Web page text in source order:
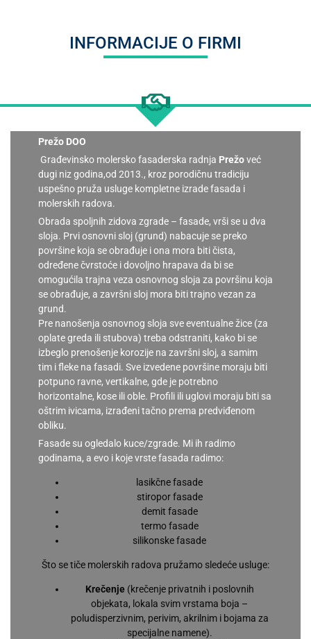
INFORMACIJE O FIRMI
Prežo DOO
Građevinsko molersko fasaderska radnja Prežoveć
dugi niz godina,od 2013., kroz porodičnu tradiciju
uspešno pruža usluge kompletne izrade fasada i
molerskih radova.
Obrada spoljnih zidova zgrade – fasade, vrši se u dva
sloja. Prvi osnovni sloj (grund) nabacuje se preko
površine koja se obrađuje i ona mora biti čista,
određene čvrstoće i dovoljno hrapava da bi se
omogućila trajna veza osnovnog sloja za površinu koja
se obrađuje, a završni sloj mora biti trajno vezan za
grund.
Pre nanošenja osnovnog sloja sve eventualne žice (za
oplate greda ili stubova) treba odstraniti, kako bi se
izbeglo prenošenje korozije na završni sloj, a samim
tim i fleke na fasadi. Sve izvedene površine moraju biti
potpuno ravne, vertikalne, gde je potrebno
horizontalne, kose ili oble. Profili ili uglovi moraju biti sa
oštrim ivicama, izrađeni tačno prema predviđenom
obliku.
Fasade su ogledalo kuce/zgrade. Mi ih radimo
godinama, a evo i koje vrste fasada radimo:
lasikčne fasade
stiropor fasade
demit fasade
termo fasade
silikonske fasade
Što se tiče molerskih radova pružamo sledeće usluge:
Krečenje(krečenje privatnih i poslovnih
objekata, lokala svim vrstama boja –
poludisperzivnim, perivim, akrilnim i bojama za
specijalne namene).